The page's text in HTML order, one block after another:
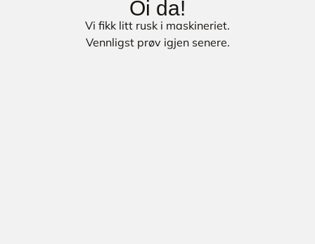
Oi da!
Vi fikk litt rusk i maskineriet.
Vennligst prøv igjen senere.